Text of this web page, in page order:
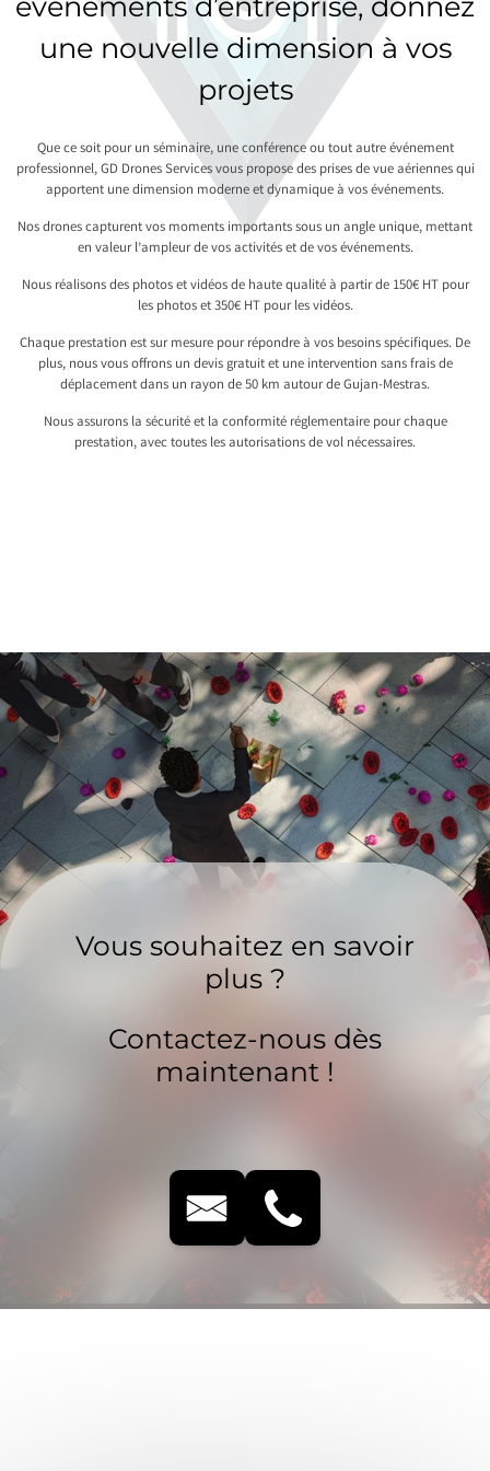
une nouvelle dimension à vos
projets
Que ce soit pour un séminaire, une conférence ou tout autre événement
professionnel, GD Drones Services vous propose des prises de vue aériennes qui
apportent une dimension moderne et dynamique à vos événements.
Nos drones capturent vos moments importants sous un angle unique, mettant
en valeur l’ampleur de vos activités et de vos événements.
Nous réalisons des photos et vidéos de haute qualité à partir de 150€ HT pour
les photos et 350€ HT pour les vidéos.
Chaque prestation est sur mesure pour répondre à vos besoins spécifiques. De
plus, nous vous offrons un devis gratuit et une intervention sans frais de
déplacement dans un rayon de 50 km autour de Gujan-Mestras.
Nous assurons la sécurité et la conformité réglementaire pour chaque
prestation, avec toutes les autorisations de vol nécessaires.
Vous souhaitez en savoir
plus ?
Contactez-nous dès
maintenant !